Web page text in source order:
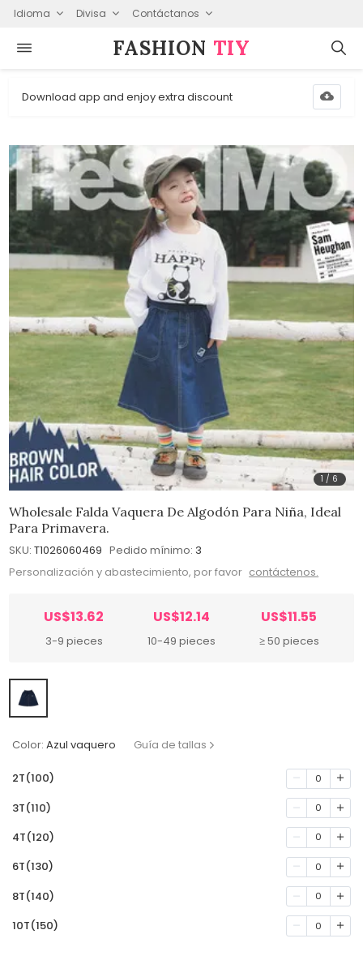
Idioma Divisa Contáctanos
FASHION⁠ TIY
Download app and enjoy extra discount
1 / 6
Wholesale Falda Vaquera De Algodón Para Niña, Ideal
Para Primavera.
SKU: T1026060469 Pedido mínimo: 3
Personalización y abastecimiento, por favor contáctenos.
US$13.62
3-9 pieces
US$12.14
10-49 pieces
US$11.55
≥ 50 pieces
Color: Azul vaquero Guía de tallas
2T(100) 0
3T(110) 0
4T(120) 0
6T(130) 0
8T(140) 0
10T(150) 0